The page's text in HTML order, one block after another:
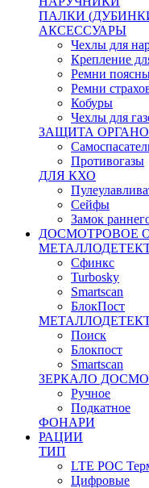
ПАЛКИ
АКСЕССУАРЫ
Чехлы для
Крепление
Ремни
Ремни
Кобуры
Чехлы для
ЗАЩИТА
Противогазы
ДЛЯ КХО
Сейфы
Замок
ДОСМОТРОВОЕ
Сфинкс
Turbosky
Smartscan
БлокПост
Поиск
Блокпост
Smartscan
ЗЕРКАЛО
Ручное
Подкатное
ФОНАРИ
РАЦИИ
ТИП
LTE POC
Цифровые